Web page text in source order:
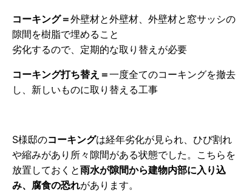
コーキング＝外壁材と外壁材、外壁材と窓サッシの
隙間を樹脂で埋めること
劣化するので、定期的な取り替えが必要
コーキング打ち替え＝一度全てのコーキングを撤去
し、新しいものに取り替える工事
S様邸のコーキングは経年劣化が見られ、ひび割れ
や縮みがあり所々隙間がある状態でした。こちらを
放置しておくと雨水が隙間から建物内部に入り込
み、腐食の恐れがあります。